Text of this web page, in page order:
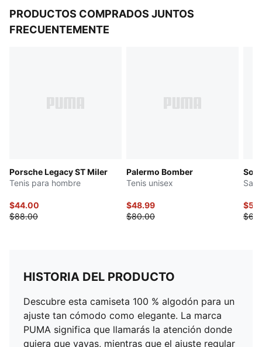
PRODUCTOS COMPRADOS JUNTOS
FRECUENTEMENTE
Porsche Legacy ST Miler
Tenis para hombre
$44.00
$88.00
Palermo Bomber
Tenis unisex
$48.99
$80.00
HISTORIA DEL PRODUCTO
Descubre esta camiseta 100 % algodón para un
ajuste tan cómodo como elegante. La marca
PUMA significa que llamarás la atención donde
quiera que vayas, mientras que el ajuste regular